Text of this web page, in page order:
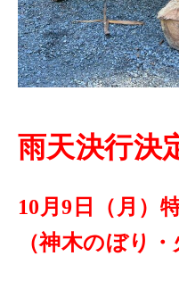
雨天決行決
10月9日（月）
（神木のぼり・